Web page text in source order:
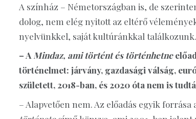
A színház – Németországban is, de
dolog, nem elég nyitott az eltérő
nyelvünkkel, saját kultúránkkal
– A Mindaz, ami történt és történhetne
történelmet: járvány, gazdasági válság,
született, 2018-ban, és 2020 óta nem is
– Alapvetően nem. Az előadás egyik